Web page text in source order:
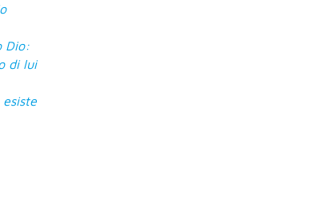
Dio:
di lui